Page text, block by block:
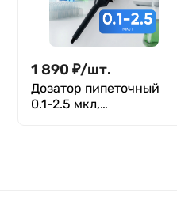
1 890 ₽/шт.
Дозатор пипеточный
0.1-2.5 мкл,